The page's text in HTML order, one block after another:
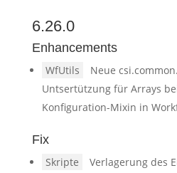
6.26.0
Enhancements
WfUtils
Neue
Untsertützung für Arrays
Konfiguration-Mixin in
Fix
Skripte
Verlagerung des